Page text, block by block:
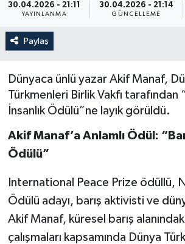
30.04.2026 - 21:11
YAYINLANMA
30.04.2026 - 21:14
GÜNCELLEME
Paylaş
Dünyaca ünlü yazar Akif Manaf,
Türkmenleri Birlik Vakfı tarafından
İnsanlık Ödülü”ne layık görüldü.
Akif Manaf’a Anlamlı Ödül:
Ödülü”
International Peace Prize ödüllü,
Ödülü adayı, barış aktivisti ve
Akif Manaf, küresel barış
çalışmaları kapsamında Dünya